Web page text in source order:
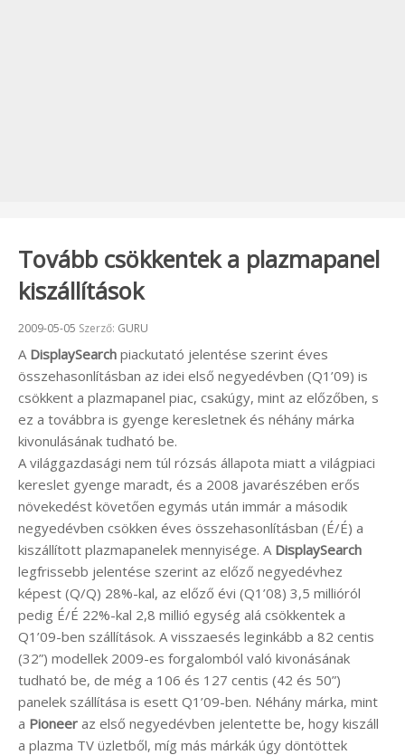
Tovább csökkentek a plazmapanel
kiszállítások
Beküldve:
2009-05-05 Szerző: GURU
A DisplaySearch piackutató jelentése szerint éves
összehasonlításban az idei első negyedévben (Q1’09) is
csökkent a plazmapanel piac, csakúgy, mint az előzőben, s
ez a továbbra is gyenge keresletnek és néhány márka
kivonulásának tudható be.
A világgazdasági nem túl rózsás állapota miatt a világpiaci
kereslet gyenge maradt, és a 2008 javarészében erős
növekedést követően egymás után immár a második
negyedévben csökken éves összehasonlításban (É/É) a
kiszállított plazmapanelek mennyisége. A DisplaySearch
legfrissebb jelentése szerint az előző negyedévhez
képest (Q/Q) 28%-kal, az előző évi (Q1’08) 3,5 millióról
pedig É/É 22%-kal 2,8 millió egység alá csökkentek a
Q1’09-ben szállítások. A visszaesés leginkább a 82 centis
(32”) modellek 2009-es forgalomból való kivonásának
tudható be, de még a 106 és 127 centis (42 és 50”)
panelek szállítása is esett Q1’09-ben. Néhány márka, mint
a Pioneer az első negyedévben jelentette be, hogy kiszáll
a plazma TV üzletből, míg más márkák úgy döntöttek